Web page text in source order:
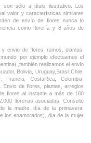
sólo a título ilustrativo. Los
valor y características similares
de envío de flores nunca lo
como florería y 8 años de
envio de flores, ramos, plantas,
por ejemplo efectuamos el
,tambièn realizamos el envio
Bolivia, Uruguay,Brasil,Chile,
Francia, CostaRica, Colombia,
Envio de flores, plantas, arreglos
flores al instante a más de 180
florerias asociadas. Consulte
la madre, día de la primavera,
los enamorados), día de la mujer